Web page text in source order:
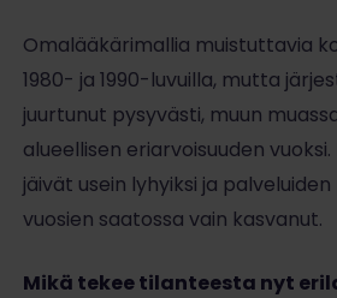
Omalääkärimallia muistuttavia
1980- ja 1990-luvuilla, mutta
juurtunut pysyvästi, muun
alueellisen eriarvoisuuden
jäivät usein lyhyiksi ja
vuosien saatossa vain kasvanut.
Mikä tekee tilanteesta nyt